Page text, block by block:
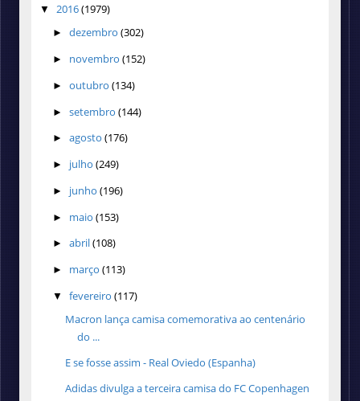
▼ 2016(1979)
► dezembro (302)
► novembro (152)
► outubro (134)
► setembro (144)
► agosto (176)
► julho (249)
► junho (196)
► maio (153)
► abril(108)
► março (113)
▼ fevereiro (117)
Macron lança camisa comemorativa ao centenário
do ...
E se fosse assim - Real Oviedo (Espanha)
Adidas divulga a terceira camisa do FC Copenhagen